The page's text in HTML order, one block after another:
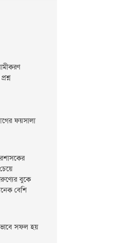
ফয়সালা
বুকে
বেশি
সফল হয়